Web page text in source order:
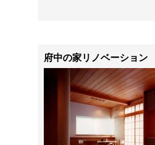
府中の家リノベーション